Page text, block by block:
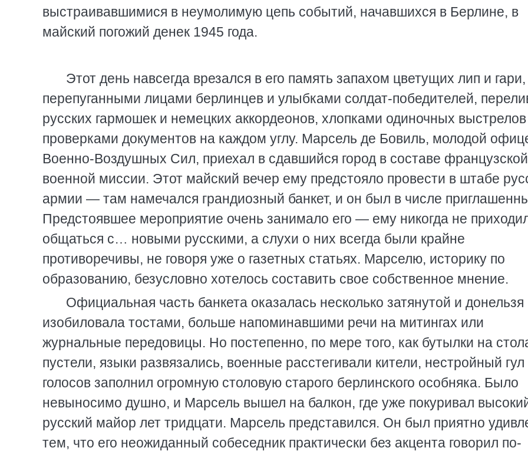
выстраивавшимися в неумолимую цепь событий, начавшихся в Берлине, в
майский погожий денек 1945 года.
Этот день навсегда врезался в его память запахом цветущих лип и гари,
перепуганными лицами берлинцев и улыбками солдат-победителей,
русских гармошек и немецких аккордеонов, хлопками одиночных
проверками документов на каждом углу. Марсель де Бовиль, молодой
Военно-Воздушных Сил, приехал в сдавшийся город в составе французской
военной миссии. Этот майский вечер ему предстояло провести в штабе
армии — там намечался грандиозный банкет, и он был в числе
Предстоявшее мероприятие очень занимало его — ему никогда не
общаться с… новыми русскими, а слухи о них всегда были крайне
противоречивы, не говоря уже о газетных статьях. Марселю, историку по
образованию, безусловно хотелось составить свое собственное мнение.
Официальная часть банкета оказалась несколько затянутой и донельзя
изобиловала тостами, больше напоминавшими речи на митингах или
журнальные передовицы. Но постепенно, по мере того, как бутылки на
пустели, языки развязались, военные расстегивали кители, нестройный гул
голосов заполнил огромную столовую старого берлинского особняка. Было
невыносимо душно, и Марсель вышел на балкон, где уже покуривал
русский майор лет тридцати. Марсель представился. Он был приятно
тем, что его неожиданный собеседник практически без акцента говорил по-